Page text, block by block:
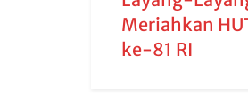
Meriahkan
ke-81 RI